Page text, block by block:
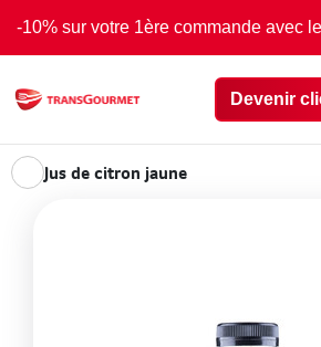
-10% sur votre 1ère commande avec
Devenir
Jus de citron jaune